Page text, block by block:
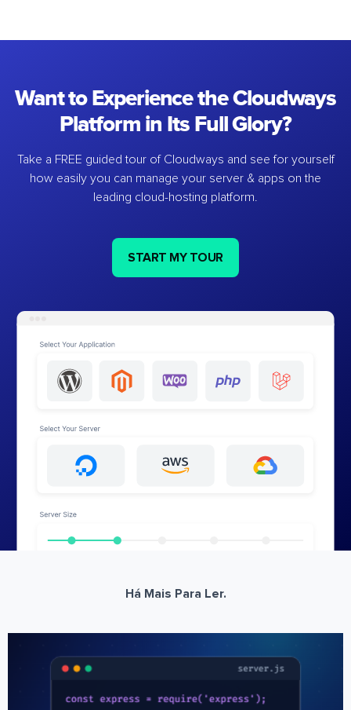
Want to Experience the Cloudways
Platform in Its Full Glory?
Take a FREE guided tour of Cloudways and see for yourself
how easily you can manage your server & apps on the
leading cloud-hosting platform.
START MY TOUR
Há Mais Para Ler.